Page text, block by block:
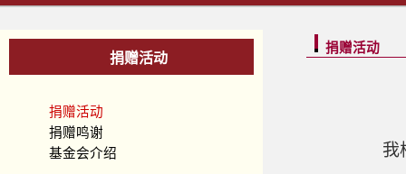
捐赠活动
捐赠活动
捐赠鸣谢
基金会介绍
捐赠活动
我